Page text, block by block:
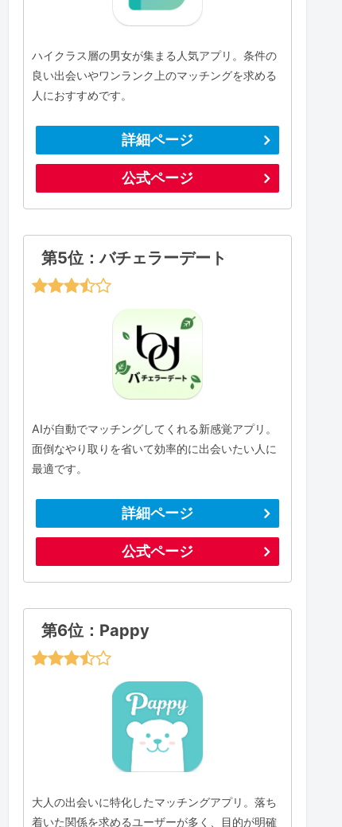
ハイクラス層の男女が集まる人気アプリ。条件の
良い出会いやワンランク上のマッチングを求める
人におすすめです。
詳細ページ
公式ページ
第5位：バチェラーデート
AIが自動でマッチングしてくれる新感覚アプリ。
面倒なやり取りを省いて効率的に出会いたい人に
最適です。
詳細ページ
公式ページ
第6位：Pappy
大人の出会いに特化したマッチングアプリ。落ち
着いた関係を求めるユーザーが多く、目的が明確